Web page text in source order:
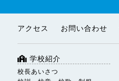
アクセス お問い合わせ
学校紹介
校長あいさつ